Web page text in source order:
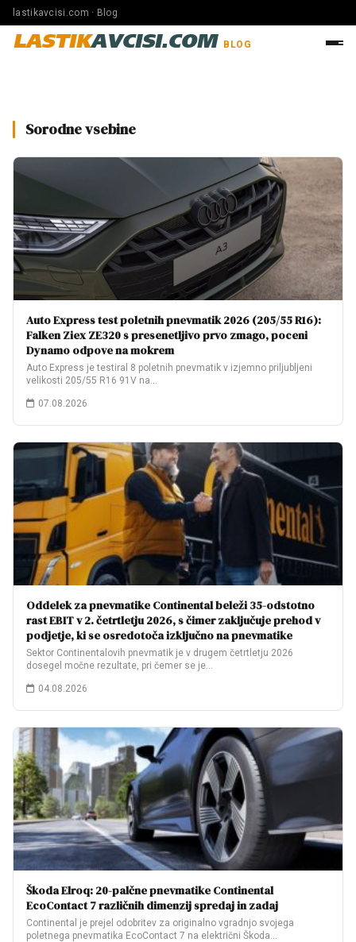
lastikavcisi.com · Blog
LASTIKAVCISI.COM BLOG
Sorodne vsebine
Auto Express test poletnih pnevmatik 2026 (205/55 R16):
Falken Ziex ZE320 s presenetljivo prvo zmago, poceni
Dynamo odpove na mokrem
Auto Express je testiral 8 poletnih pnevmatik v izjemno priljubljeni
velikosti 205/55 R16 91V na…
07.08.2026
Oddelek za pnevmatike Continental beleži 35-odstotno
rast EBIT v 2. četrtletju 2026, s čimer zaključuje prehod v
podjetje, ki se osredotoča izključno na pnevmatike
Sektor Continentalovih pnevmatik je v drugem četrtletju 2026
dosegel močne rezultate, pri čemer se je…
04.08.2026
Škoda Elroq: 20-palčne pnevmatike Continental
EcoContact 7 različnih dimenzij spredaj in zadaj
Continental je prejel odobritev za originalno vgradnjo svojega
poletnega pnevmatika EcoContact 7 na električni Škoda…